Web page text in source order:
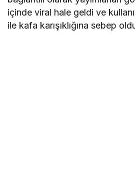
içinde viral hale geldi ve
ile kafa karışıklığına sebep